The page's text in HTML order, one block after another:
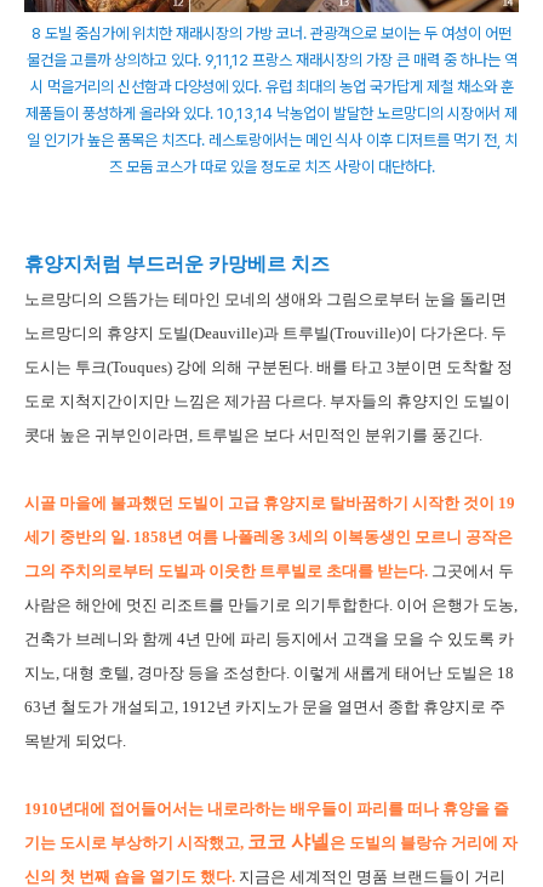
8 도빌 중심가에 위치한 재래시장의 가방 코너. 관광객으로 보이는 두 여성이 어떤
물건을 고를까 상의하고 있다. 9,11,12 프랑스 재래시장의 가장 큰 매력 중 하나는 역
시 먹을거리의 신선함과 다양성에 있다. 유럽 최대의 농업 국가답게 제철 채소와 훈
제품들이 풍성하게 올라와 있다. 10,13,14 낙농업이 발달한 노르망디의 시장에서 제
일 인기가 높은 품목은 치즈다. 레스토랑에서는 메인 식사 이후 디저트를 먹기 전, 치
즈 모둠 코스가 따로 있을 정도로 치즈 사랑이 대단하다.
휴양지처럼 부드러운 카망베르 치즈
노르망디의 으뜸가는 테마인 모네의 생애와 그림으로부터 눈을 돌리면
노르망디의 휴양지 도빌(Deauville)과 트루빌(Trouville)이 다가온다. 두
도시는 투크(Touques) 강에 의해 구분된다. 배를 타고 3분이면 도착할 정
도로 지척지간이지만 느낌은 제가끔 다르다. 부자들의 휴양지인 도빌이
콧대 높은 귀부인이라면, 트루빌은 보다 서민적인 분위기를 풍긴다.
시골 마을에 불과했던 도빌이 고급 휴양지로 탈바꿈하기 시작한 것이 19
세기 중반의 일. 1858년 여름 나폴레옹 3세의 이복동생인 모르니 공작은
그의 주치의로부터 도빌과 이웃한 트루빌로 초대를 받는다. 그곳에서 두
사람은 해안에 멋진 리조트를 만들기로 의기투합한다. 이어 은행가 도농,
건축가 브레니와 함께 4년 만에 파리 등지에서 고객을 모을 수 있도록 카
지노, 대형 호텔, 경마장 등을 조성한다. 이렇게 새롭게 태어난 도빌은 18
63년 철도가 개설되고, 1912년 카지노가 문을 열면서 종합 휴양지로 주
목받게 되었다.
1910년대에 접어들어서는 내로라하는 배우들이 파리를 떠나 휴양을 즐
기는 도시로 부상하기 시작했고, 코코 샤넬 은 도빌의 블랑슈 거리에 자
신의 첫 번째 숍을 열기도 했다. 지금은 세계적인 명품 브랜드들이 거리